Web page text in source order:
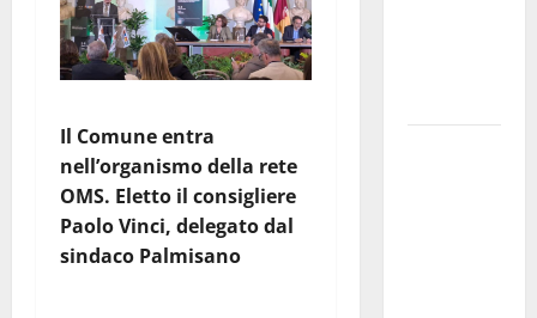
Il Comune entra
nell’organismo della rete
OMS. Eletto il consigliere
Paolo Vinci, delegato dal
sindaco Palmisano